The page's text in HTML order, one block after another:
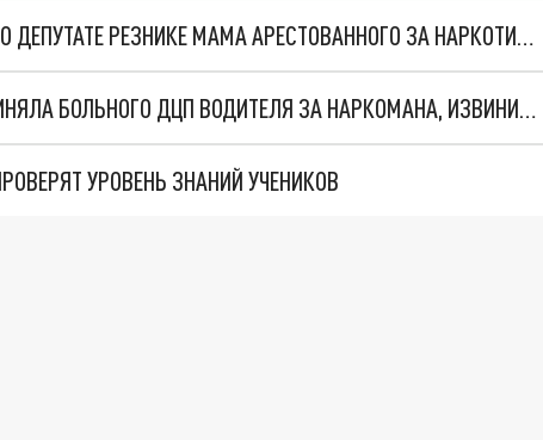
Я БЫЛА В ШОКЕ! ЧТО РАССКАЗАЛА О ДЕПУТАТЕ РЕЗНИКЕ МАМА АРЕСТОВАННОГО ЗА НАРКОТИКИ ХУДОЖНИКА
ПАССАЖИРКА ТАКСИ, КОТОРАЯ ПРИНЯЛА БОЛЬНОГО ДЦП ВОДИТЕЛЯ ЗА НАРКОМАНА, ИЗВИНИЛАСЬ ПЕРЕД НИМ
УРОВЕНЬ ЗНАНИЙ УЧЕНИКОВ